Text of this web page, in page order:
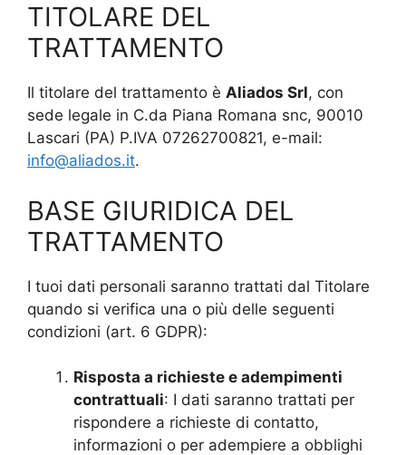
TITOLARE DEL
TRATTAMENTO
Il titolare del trattamento è Aliados Srl, con
sede legale in C.da Piana Romana snc, 90010
Lascari (PA) P.IVA 07262700821, e-mail:
info@aliados.it.
BASE GIURIDICA DEL
TRATTAMENTO
I tuoi dati personali saranno trattati dal Titolare
quando si verifica una o più delle seguenti
condizioni (art. 6 GDPR):
Risposta a richieste e adempimenti
contrattuali: I dati saranno trattati per
rispondere a richieste di contatto,
informazioni o per adempiere a obblighi